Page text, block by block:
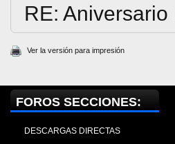
RE: Aniversario
Ver la versión para impresión
FOROS SECCIONES:
DESCARGAS DIRECTAS